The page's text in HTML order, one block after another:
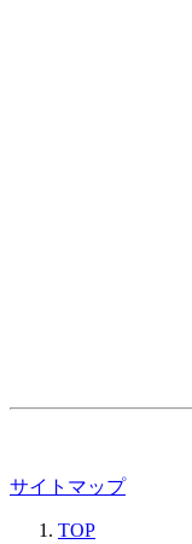
サイトマップ
TOP